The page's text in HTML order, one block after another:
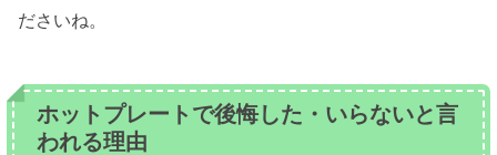
ださいね。
ホットプレートで後悔した・いらないと言
われる理由